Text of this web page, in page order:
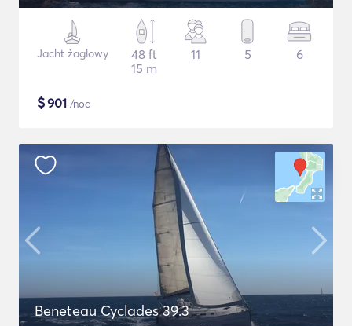
Jacht żaglowy
48 ft
15 m
11 5 6
$901 /noc
Beneteau Cyclades 39.3